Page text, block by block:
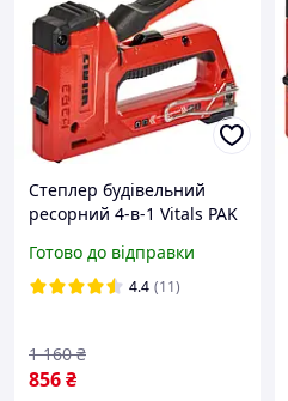
Степлер будівельний
ресорний 4-в-1 Vitals PAK
Степлер будівельний для
дерева
Готово до відправки
4.4 (11)
856₴
1 160 ₴